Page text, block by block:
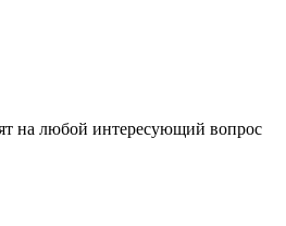
на любой интересующий вопрос